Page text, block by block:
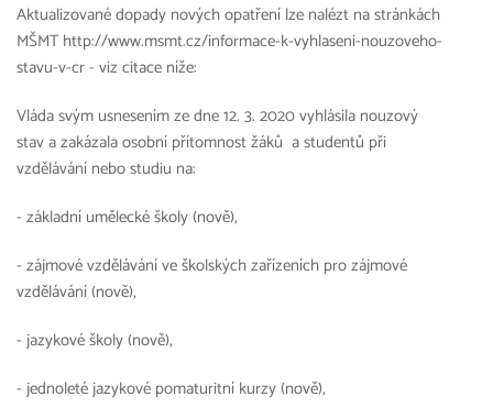
Aktualizované dopady nových opatření lze nalézt na stránkách
MŠMT http://www.msmt.cz/informace-k-vyhlaseni-nouzoveho-
stavu-v-cr - viz citace níže:
Vláda svým usnesením ze dne 12. 3. 2020 vyhlásila nouzový
stav a zakázala osobní přítomnost žáků a studentů při
vzdělávání nebo studiu na:
- základní umělecké školy (nově),
- zájmové vzdělávání ve školských zařízeních pro zájmové
vzdělávání (nově),
- jazykové školy (nově),
- jednoleté jazykové pomaturitní kurzy (nově),